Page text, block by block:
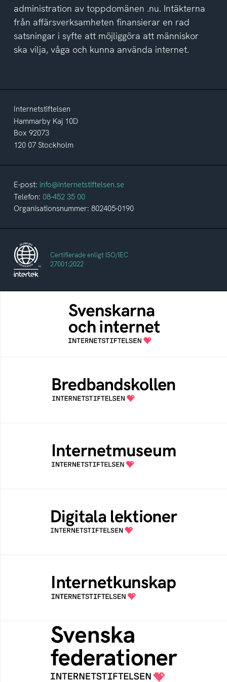
administration av toppdomänen .nu. Intäkterna
från affärsverksamheten finansierar en rad
satsningar i syfte att möjliggöra att människor
ska vilja, våga och kunna använda internet.
Internetstiftelsen
Hammarby Kaj 10D
Box 92073
120 07 Stockholm
E-post: info@internetstiftelsen.se
Telefon: 08-452 35 00
Organisationsnummer: 802405-0190
Certifierade enligt ISO/IEC
27001:2022
Svenskarna och internet
En årlig studie av svenska folkets
internetvanor
Bredbandskollen är ett oberoende
konsumentverktyg som drivs av
Internetstiftelsen
Ett digitalt museum som byggts, och kureras
av Internetstiftelsen
Öppen digital lärresurs med färdiga lektioner
för alla stadier i grundskolan
Samlad kunskap som hjälper dig att bli en
säker och medveten internetanvändare
Svenska federationer
Grunden för medlemskap i en sektors- eller
kontextspecifik federation